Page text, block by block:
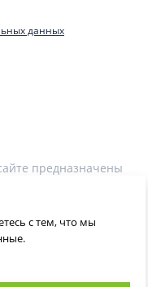
данных
предназначены
назначения
рекомендациями.
или на ссылку
с тем, что мы